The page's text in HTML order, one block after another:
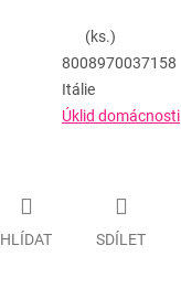
(ks.)
8008970037158
Itálie
Úklid domácnosti
HLÍDAT SDÍLET